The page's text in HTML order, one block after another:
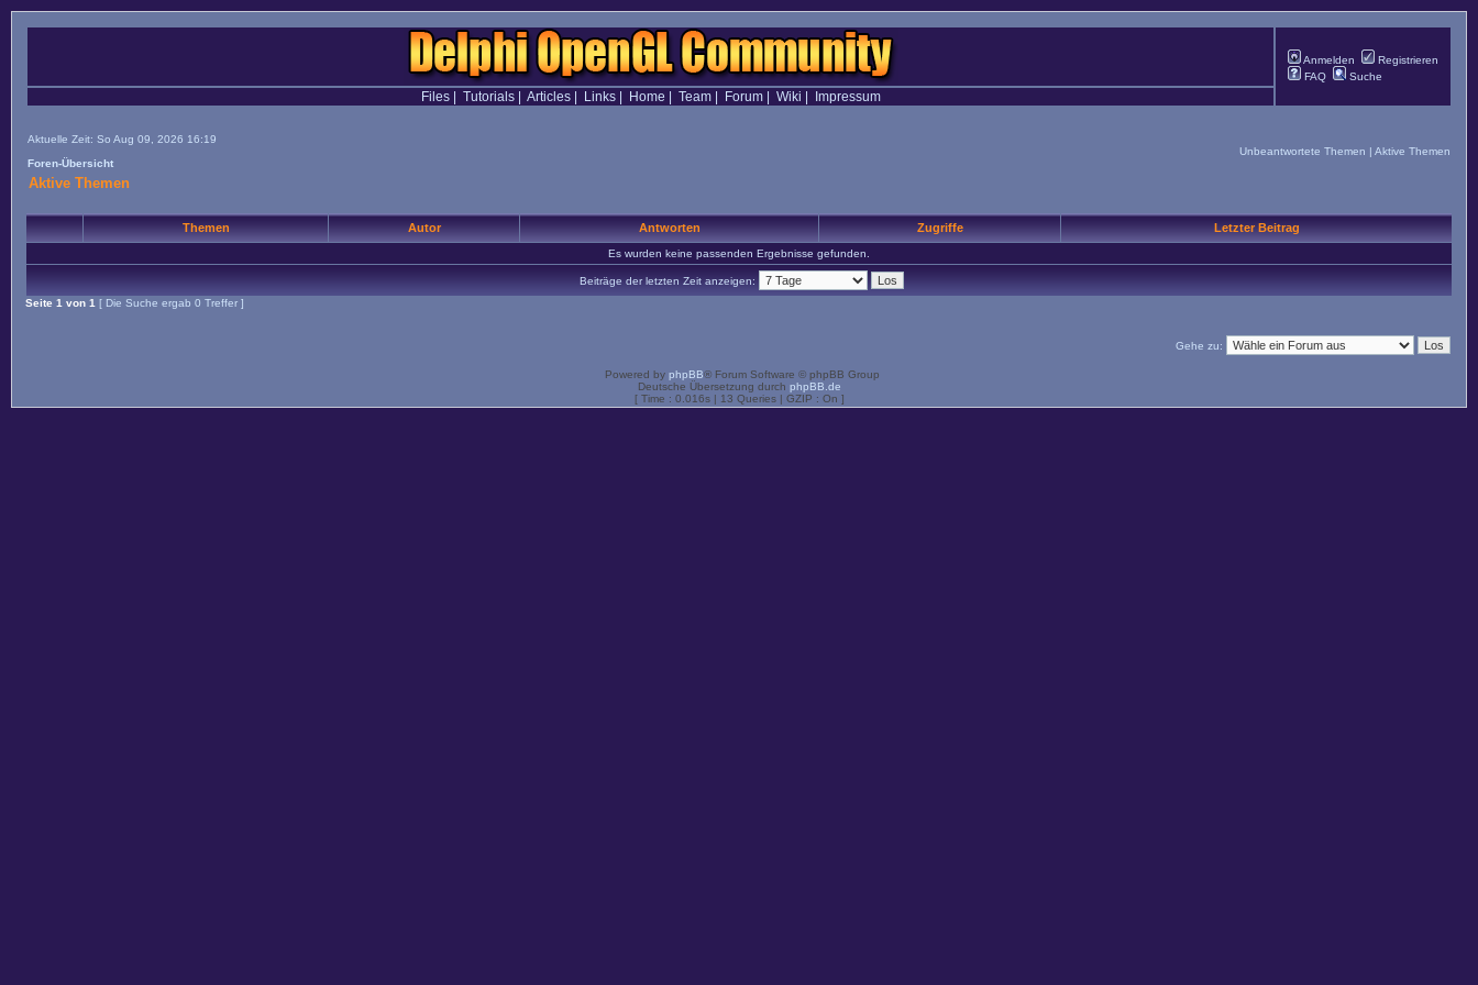
Anmelden
Registrieren
FAQ
Suche
Files| Tutorials| Articles| Links| Home Team| Forum| Wiki Impressum
Aktuelle Zeit: So Aug 09, 2026 16:19
Foren-Übersicht
Unbeantwortete Themen | Aktive Themen
Aktive Themen
Themen Autor Antworten Zugriffe Letzter Beitrag
Es wurden keine passenden Ergebnisse gefunden.
Beiträge der letzten Zeit anzeigen:
Seite 1 von 1 [ Die Suche ergab 0 Treffer ]
Gehe zu:
Powered by phpBB® Forum Software © phpBB Group
Deutsche Übersetzung durch phpBB.de
[ Time : 0.016s | 13 Queries | GZIP : On ]